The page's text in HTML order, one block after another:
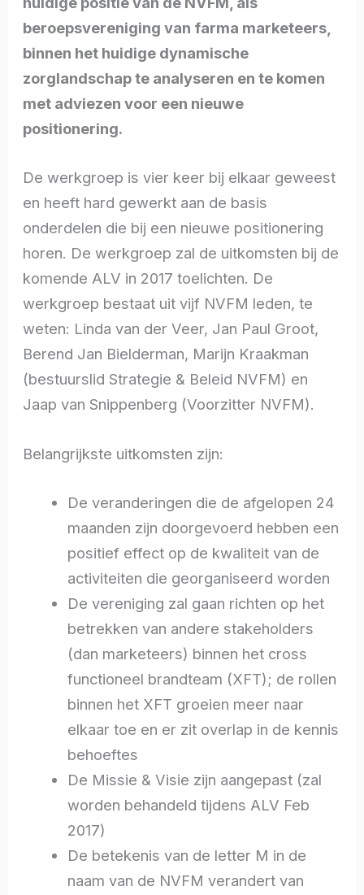
beroepsvereniging van farma marketeers,
binnen het huidige dynamische
zorglandschap te analyseren en te komen
met adviezen voor een nieuwe
positionering.
De werkgroep is vier keer bij elkaar geweest
en heeft hard gewerkt aan de basis
onderdelen die bij een nieuwe positionering
horen. De werkgroep zal de uitkomsten bij de
komende ALV in 2017 toelichten. De
werkgroep bestaat uit vijf NVFM leden, te
weten: Linda van der Veer, Jan Paul Groot,
Berend Jan Bielderman, Marijn Kraakman
(bestuurslid Strategie & Beleid NVFM) en
Jaap van Snippenberg (Voorzitter NVFM).
Belangrijkste uitkomsten zijn:
De veranderingen die de afgelopen 24
maanden zijn doorgevoerd hebben een
positief effect op de kwaliteit van de
activiteiten die georganiseerd worden
De vereniging zal gaan richten op het
betrekken van andere stakeholders
(dan marketeers) binnen het cross
functioneel brandteam (XFT); de rollen
binnen het XFT groeien meer naar
elkaar toe en er zit overlap in de kennis
behoeftes
De Missie & Visie zijn aangepast (zal
worden behandeld tijdens ALV Feb
2017)
De betekenis van de letter M in de
naam van de NVFM verandert van